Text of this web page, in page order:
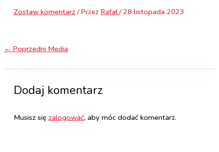
Zostaw komentarz / Przez Rafał/28 listopada 2023
← Poprzedni Media
Dodaj komentarz
Musisz się zalogować, aby móc dodać komentarz.